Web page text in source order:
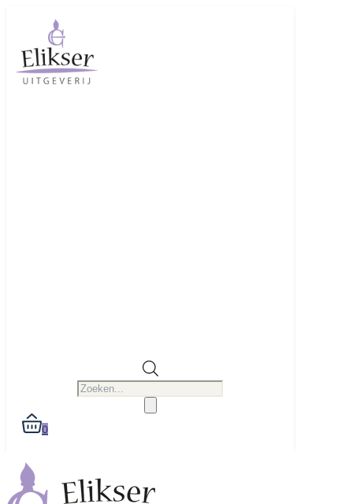
Producten
0